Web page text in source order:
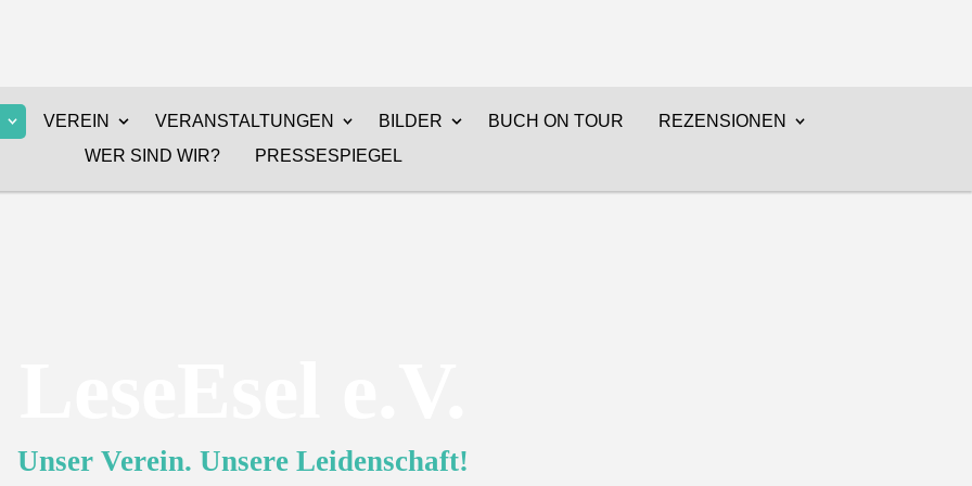
VEREIN VERANSTALTUNGEN BILDER BUCH ON TOUR
REZENSIONEN
WER SIND WIR?
PRESSESPIEGEL
Unser Verein. Unsere Leidenschaft!